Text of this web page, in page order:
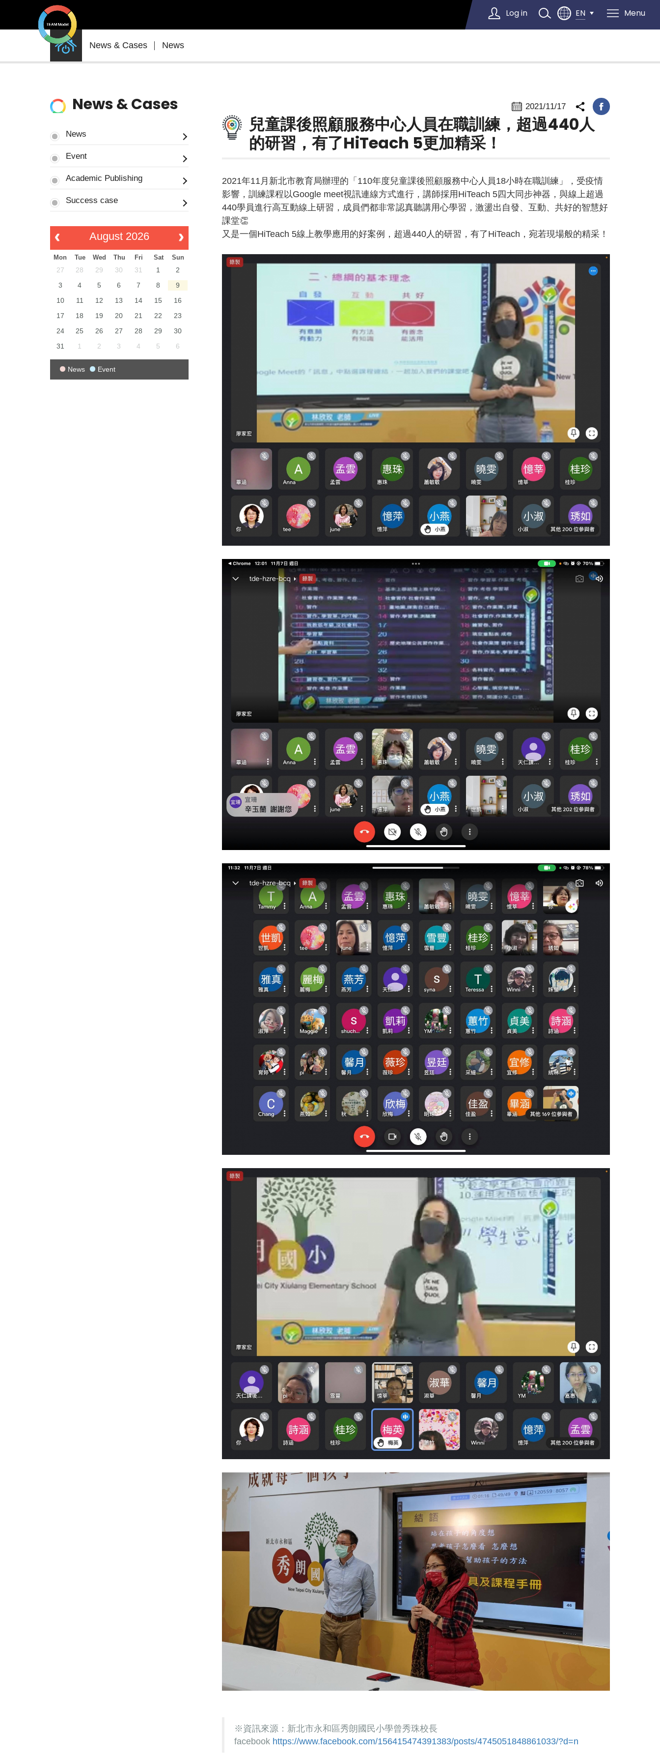
Log in EN Menu
News & Cases News
News & Cases
News
Event
Academic Publishing
Success case
August 2026
Mon Tue Wed Thu Fri Sat Sun
27 28 29 30 31 1
2
3
4 5 6 7 8
9
10
11 12 13 14 15
16
17
18 19 20 21 22
23
24
25 26 27 28 29
30
31
1 2 3 4 5 6
News Event
2021/11/17
兒童課後照顧服務中心人員在職訓練，超過440人
的研習，有了HiTeach 5更加精采！
2021年11月新北市教育局辦理的「110年度兒童課後照顧服務中心人員18小時在職訓練」，受疫情
影響，訓練課程以Google meet視訊連線方式進行，講師採用HiTeach 5四大同步神器，與線上超過
440學員進行高互動線上研習，成員們都非常認真聽講用心學習，激盪出自發、互動、共好的智慧好
課堂👏
又是一個HiTeach 5線上教學應用的好案例，超過440人的研習，有了HiTeach，宛若現場般的精采！
※資訊來源：新北市永和區秀朗國民小學曾秀珠校長
facebook https://www.facebook.com/156415474391383/posts/4745051848861033/?d=n